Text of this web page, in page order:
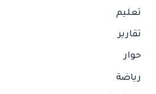
تعليم
تقارير
حوار
رياضة